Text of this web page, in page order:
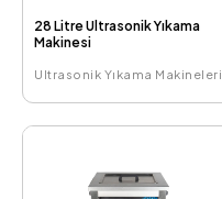
28 Litre Ultrasonik Yıkama
Makinesi
Ultrasonik Yıkama Makineleri